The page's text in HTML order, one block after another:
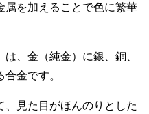
属を加えることで色に繁華
は、金（純金）に銀、銅、
金です。
見た目がほんのりとした